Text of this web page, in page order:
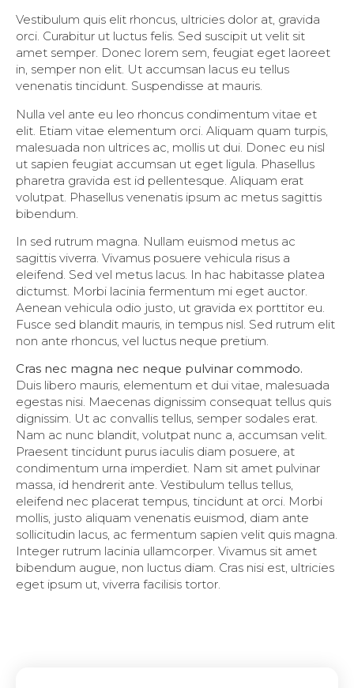
Vestibulum quis elit rhoncus, ultricies dolor at, gravida
orci. Curabitur ut luctus felis. Sed suscipit ut velit sit
amet semper. Donec lorem sem, feugiat eget laoreet
in, semper non elit. Ut accumsan lacus eu tellus
venenatis tincidunt. Suspendisse at mauris.
Nulla vel ante eu leo rhoncus condimentum vitae et
elit. Etiam vitae elementum orci. Aliquam quam turpis,
malesuada non ultrices ac, mollis ut dui. Donec eu nisl
ut sapien feugiat accumsan ut eget ligula. Phasellus
pharetra gravida est id pellentesque. Aliquam erat
volutpat. Phasellus venenatis ipsum ac metus sagittis
bibendum.
In sed rutrum magna. Nullam euismod metus ac
sagittis viverra. Vivamus posuere vehicula risus a
eleifend. Sed vel metus lacus. In hac habitasse platea
dictumst. Morbi lacinia fermentum mi eget auctor.
Aenean vehicula odio justo, ut gravida ex porttitor eu.
Fusce sed blandit mauris, in tempus nisl. Sed rutrum elit
non ante rhoncus, vel luctus neque pretium.
Cras nec magna nec neque pulvinar commodo.
Duis libero mauris, elementum et dui vitae, malesuada
egestas nisi. Maecenas dignissim consequat tellus quis
dignissim. Ut ac convallis tellus, semper sodales erat.
Nam ac nunc blandit, volutpat nunc a, accumsan velit.
Praesent tincidunt purus iaculis diam posuere, at
condimentum urna imperdiet. Nam sit amet pulvinar
massa, id hendrerit ante. Vestibulum tellus tellus,
eleifend nec placerat tempus, tincidunt at orci. Morbi
mollis, justo aliquam venenatis euismod, diam ante
sollicitudin lacus, ac fermentum sapien velit quis magna.
Integer rutrum lacinia ullamcorper. Vivamus sit amet
bibendum augue, non luctus diam. Cras nisi est, ultricies
eget ipsum ut, viverra facilisis tortor.